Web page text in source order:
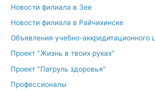
Новости филиала в Зее
Новости филиала в Райчихинске
Объявления учебно-аккредитационного
Проект "Жизнь в твоих руках"
Проект "Патруль здоровья"
Профессионалы